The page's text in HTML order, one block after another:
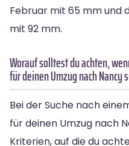
Februar mit 65 mm und
mit 92 mm.
Worauf solltest du achten,
für deinen Umzug nach Nancy
Bei der Suche nach
für deinen Umzug nach
Kriterien, auf die du